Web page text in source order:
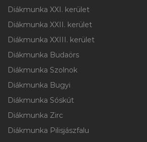
Diákmunka XXI. kerület
Diákmunka XXII. kerület
Diákmunka XXIII. kerület
Diákmunka Budaörs
Diákmunka Szolnok
Diákmunka Bugyi
Diákmunka Sóskút
Diákmunka Zirc
Diákmunka Pilisjászfalu